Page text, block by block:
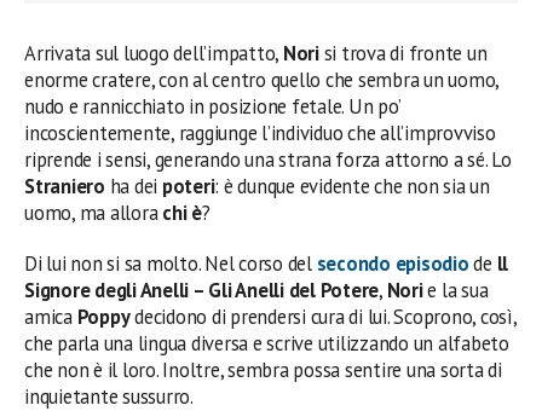
Arrivata sul luogo dell’impatto, Norisi trova di fronte un
enorme cratere, con al centro quello che sembra un uomo,
nudo e rannicchiato in posizione fetale. Un po’
incoscientemente, raggiunge l’individuo che all’improvviso
riprende i sensi, generando una strana forza attorno a sé. Lo
Straniero ha dei poteri: è dunque evidente che non sia un
uomo, ma allorachi è?
Di lui non si sa molto. Nel corso del secondo episodiode ll
Signore degli Anelli – Gli Anelli del Potere, Norie la sua
amica Poppydecidono di prendersi cura di lui. Scoprono, così,
che parla una lingua diversa e scrive utilizzando un alfabeto
che non è il loro. Inoltre, sembra possa sentire una sorta di
inquietante sussurro.